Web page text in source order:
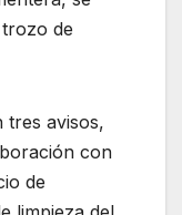
de
tres avisos,
con
de